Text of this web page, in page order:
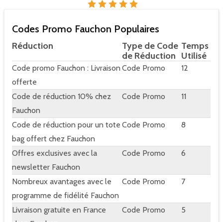
Codes Promo Fauchon Populaires
Réduction
Type de Code
de Réduction
Temps
Utilisé
Code promo Fauchon : Livraison
offerte
Code Promo 12
Code de réduction 10% chez
Fauchon
Code Promo 11
Code de réduction pour un tote
bag offert chez Fauchon
Code Promo 8
Offres exclusives avec la
newsletter Fauchon
Code Promo 6
Nombreux avantages avec le
programme de fidélité Fauchon
Code Promo 7
Livraison gratuite en France
Code Promo 5